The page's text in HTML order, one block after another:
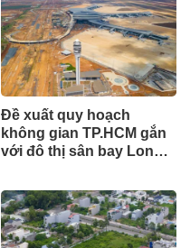
Đề xuất quy hoạch
không gian TP.HCM gắn
với đô thị sân bay Long